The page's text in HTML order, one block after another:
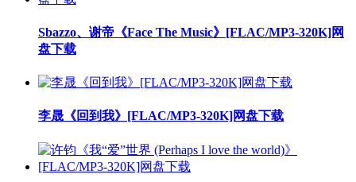
Sbazzo、谢帝《Face The Music》[FLAC/MP3-320K]网
盘下载
李晟《回到我》[FLAC/MP3-320K]网盘下载